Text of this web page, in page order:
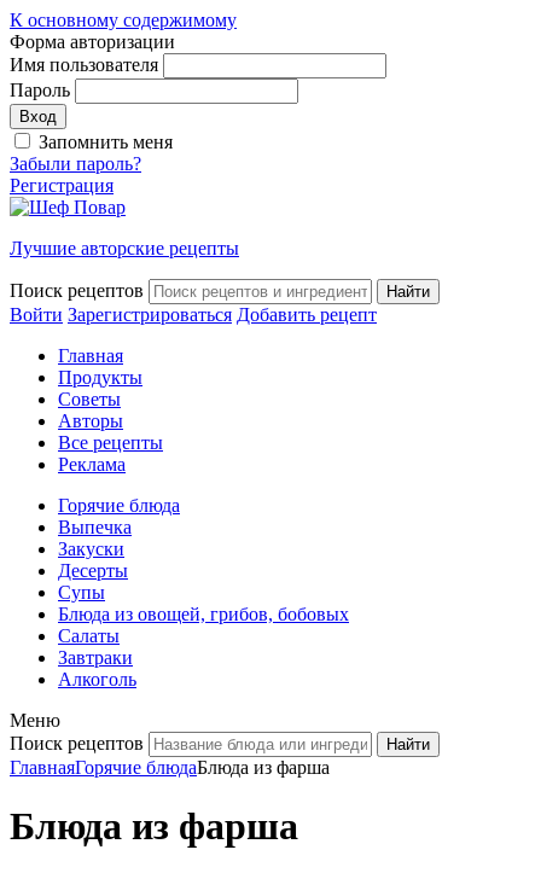
К основному содержимому
Форма авторизации
Имя пользователя
Пароль
Запомнить меня
Забыли пароль?
Регистрация
Лучшие авторские рецепты
Поиск рецептов
Войти Зарегистрироваться Добавить рецепт
Главная
Продукты
Советы
Авторы
Все рецепты
Реклама
Горячие блюда
Выпечка
Закуски
Десерты
Супы
Блюда из овощей, грибов, бобовых
Салаты
Завтраки
Алкоголь
Меню
Поиск рецептов
ГлавнаяГорячие блюдаБлюда из фарша
Блюда из фарша